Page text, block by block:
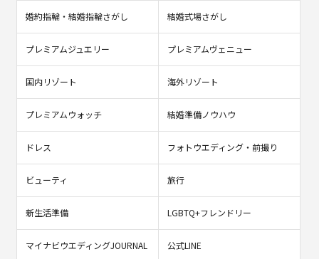
婚約指輪・結婚指輪さがし 結婚式場さがし
プレミアムジュエリー プレミアムヴェニュー
国内リゾート 海外リゾート
プレミアムウォッチ 結婚準備ノウハウ
ドレス フォトウエディング・前撮り
ビューティ 旅行
新生活準備 LGBTQ+フレンドリー
マイナビウエディングJOURNAL 公式LINE